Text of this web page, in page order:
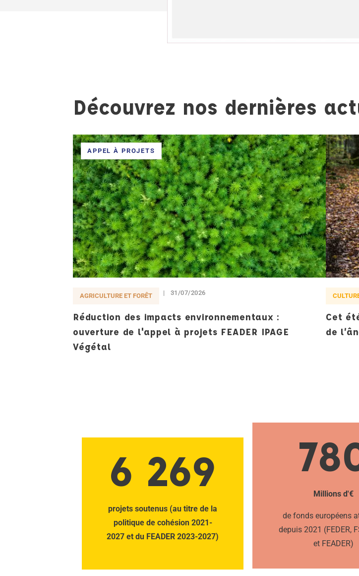
Découvrez nos dernières
APPEL À PROJETS
AGRICULTURE ET FORÊT 31/07/2026
Réduction des impacts environnementaux :
ouverture de l'appel à projets FEADER IPAGE
Végétal
Cet
de
6 269
projets soutenus (au titre de la
politique de cohésion 2021-
2027 et du FEADER 2023-2027)
Millions d'€
de fonds européens
depuis 2021 (FEDER,
et FEADER)